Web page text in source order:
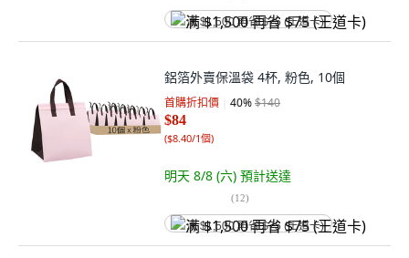
满 $1,500 再省 $75 (王道卡)
鋁箔外賣保溫袋 4杯, 粉色, 10個
首購折扣價 40%$140
$84
($8.40/1個)
明天 8/8 (六) 預計送達
(12)
满 $1,500 再省 $75 (王道卡)